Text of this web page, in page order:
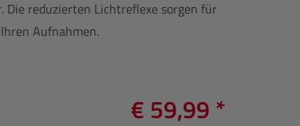
Die reduzierten Lichtreflexe sorgen für
Aufnahmen.
€ 59,99 *